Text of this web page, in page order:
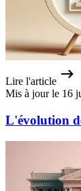
Lire l'article
Mis à jour le 16
L'évolution